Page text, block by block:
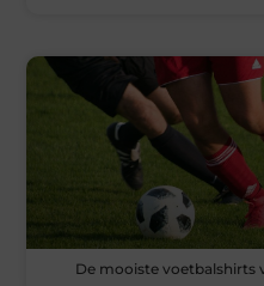
De mooiste voetbalshirts